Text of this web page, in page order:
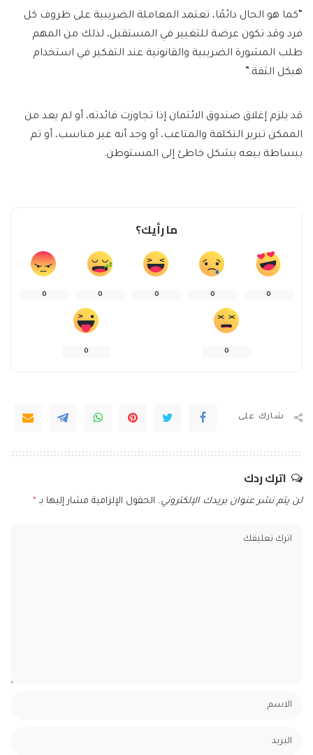
“كما هو الحال دائمًا، تعتمد المعاملة الضريبية على ظروف كل
فرد وقد تكون عرضة للتغيير في المستقبل، لذلك من المهم
طلب المشورة الضريبية والقانونية عند التفكير في استخدام
هيكل الثقة.”
قد يلزم إغلاق صندوق الائتمان إذا تجاوزت فائدته، أو لم يعد من
الممكن تبرير التكلفة والمتاعب، أو وجد أنه غير مناسب، أو تم
ببساطة بيعه بشكل خاطئ إلى المستوطن.
ما رأيك؟
0
0
0
0
0
0
0
شارك على
اترك ردك
لن يتم نشر عنوان بريدك الإلكتروني. الحقول الإلزامية مشار إليها بـ *